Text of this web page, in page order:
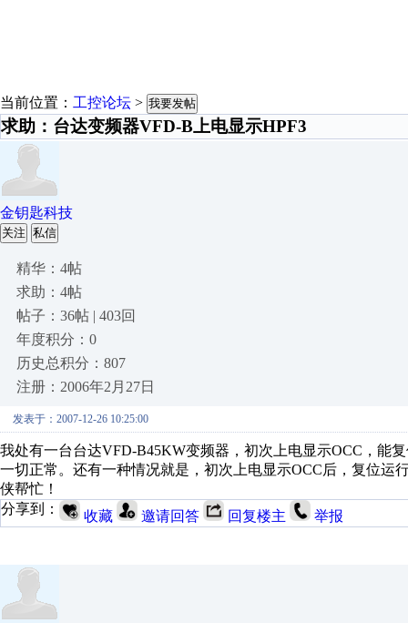
当前位置： 工控论坛 > 我要发帖
求助：台达变频器VFD-B上电显示HPF3
金钥匙科技
关注 私信
精华：4帖
求助：4帖
帖子：36帖 | 403回
年度积分：0
历史总积分：807
注册：2006年2月27日
发表于：2007-12-26 10:25:00
我处有一台台达VFD-B45KW变频器，初次上电显示OCC，能
一切正常。还有一种情况就是，初次上电显示OCC后，复位
侠帮忙！
分享到：
收藏 邀请回答 回复楼主 举报